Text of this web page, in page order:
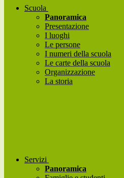
Scuola
Panoramica
Presentazione
I luoghi
Le persone
I numeri della scuola
Le carte della scuola
Organizzazione
La storia
Servizi
Panoramica